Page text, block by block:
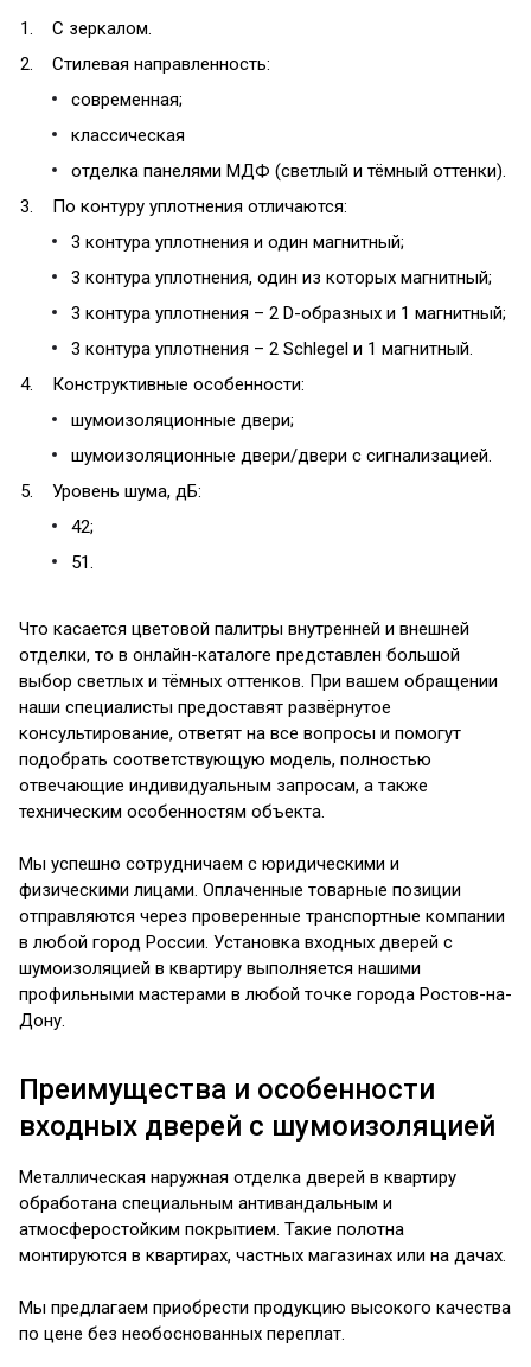
С зеркалом.
Стилевая направленность:
современная;
классическая
отделка панелями МДФ (светлый и тёмный оттенки).
По контуру уплотнения отличаются:
3 контура уплотнения и один магнитный;
3 контура уплотнения, один из которых магнитный;
3 контура уплотнения – 2 D-образных и 1 магнитный;
3 контура уплотнения – 2 Schlegel и 1 магнитный.
Конструктивные особенности:
шумоизоляционные двери;
шумоизоляционные двери/двери с сигнализацией.
Уровень шума, дБ:
42;
51.
Что касается цветовой палитры внутренней и внешней
отделки, то в онлайн-каталоге представлен большой
выбор светлых и тёмных оттенков. При вашем обращении
наши специалисты предоставят развёрнутое
консультирование, ответят на все вопросы и помогут
подобрать соответствующую модель, полностью
отвечающие индивидуальным запросам, а также
техническим особенностям объекта.
Мы успешно сотрудничаем с юридическими и
физическими лицами. Оплаченные товарные позиции
отправляются через проверенные транспортные компании
в любой город России. Установка входных дверей с
шумоизоляцией в квартиру выполняется нашими
профильными мастерами в любой точке города Ростов-на-
Дону.
Преимущества и особенности
входных дверей с шумоизоляцией
Металлическая наружная отделка дверей в квартиру
обработана специальным антивандальным и
атмосферостойким покрытием. Такие полотна
монтируются в квартирах, частных магазинах или на дачах.
Мы предлагаем приобрести продукцию высокого качества
по цене без необоснованных переплат.